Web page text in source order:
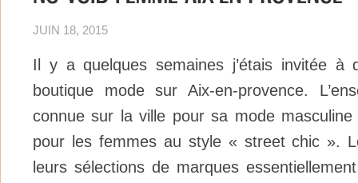
JUIN 18, 2015
Il y a quelques semaines j’étais invitée à
boutique mode sur Aix-en-provence.
connue sur la ville pour sa mode
pour les femmes au style « street chic ».
leurs sélections de marques